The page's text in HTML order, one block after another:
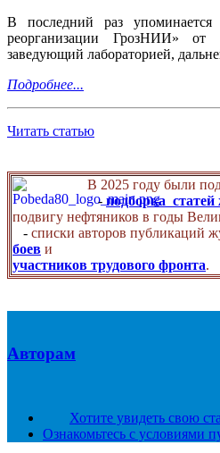
В последний раз
реорганизации ГрозНИИ»
заведующий лабораторией,
Подробнее...
Читать статью
В 2025 году были
- подборка
подвигу нефтяников в годы
- списки авторов публикаций
боев и
участников трудового фронта.
Авторам
Хотите увидеть свою
Ознакомьтесь с условиями